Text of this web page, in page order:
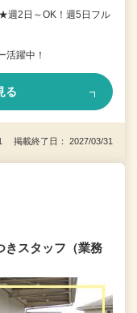
週2日～OK！週5日フル
躍中！
る
掲載終了日： 2027/03/31
きスタッフ（業務